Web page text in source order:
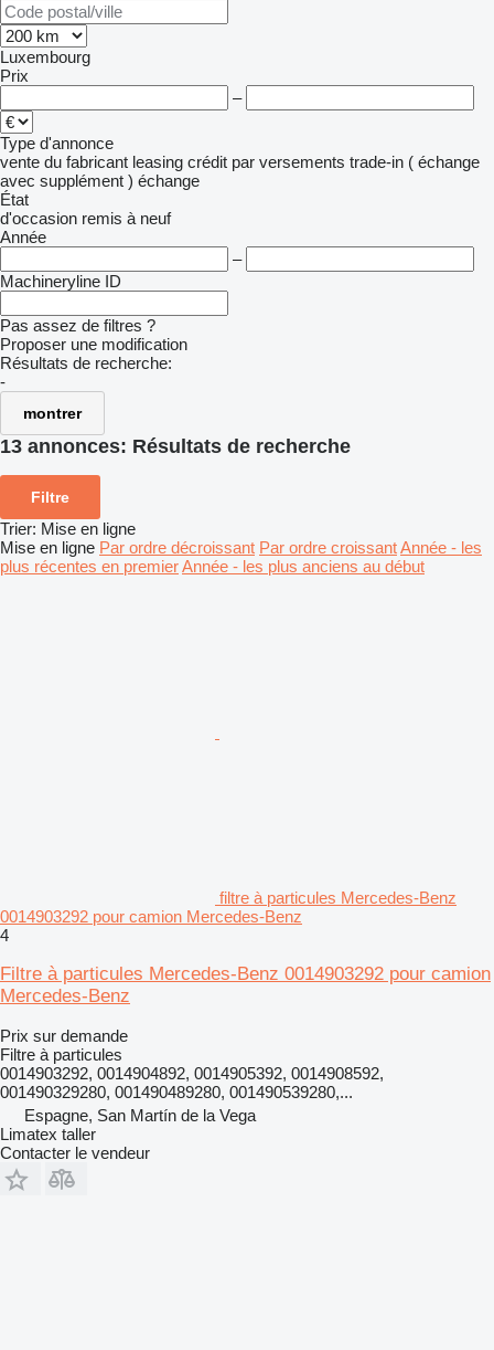
Luxembourg
Prix
–
Type d'annonce
vente du fabricant leasing crédit par versements trade-in ( échange
avec supplément ) échange
État
d'occasion remis à neuf
Année
–
Machineryline ID
Pas assez de filtres ?
Proposer une modification
Résultats de recherche:
-
montrer
13 annonces: Résultats de recherche
Filtre
Trier: Mise en ligne
Mise en ligne Par ordre décroissant Par ordre croissantAnnée - les
plus récentes en premierAnnée - les plus anciens au début
filtre à particules Mercedes-Benz
0014903292 pour camion Mercedes-Benz
4
Filtre à particules Mercedes-Benz 0014903292 pour camion
Mercedes-Benz
Prix sur demande
Filtre à particules
0014903292, 0014904892, 0014905392, 0014908592,
001490329280, 001490489280, 001490539280,...
Espagne, San Martín de la Vega
Limatex taller
Contacter le vendeur